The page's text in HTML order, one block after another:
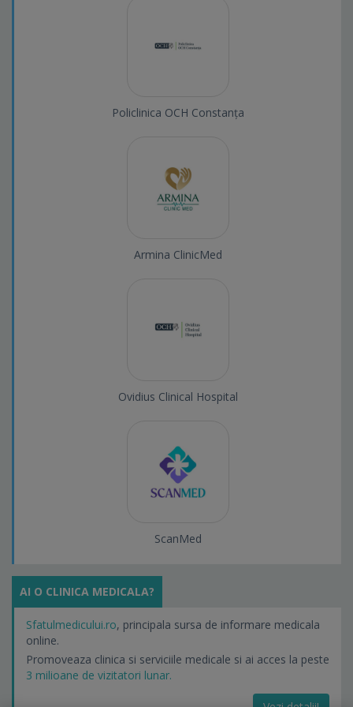
Policlinica OCH Constanța
Armina ClinicMed
Ovidius Clinical Hospital
ScanMed
AI O CLINICA MEDICALA?
Sfatulmedicului.ro, principala sursa de informare medicala
online.
Promoveaza clinica si serviciile medicale si ai acces la peste
3 milioane de vizitatori lunar.